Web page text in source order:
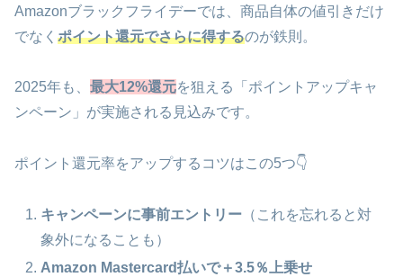
Amazonブラックフライデーでは、商品自体の値引きだけ
でなく ポイント還元でさらに得するのが鉄則。
2025年も、 最大12%還元を狙える「ポイントアップキャ
ンペーン」が実施される見込みです。
ポイント還元率をアップするコツはこの5つ👇
キャンペーンに事前エントリー （これを忘れると対
象外になることも）
Amazon Mastercard払いで＋3.5％上乗せ